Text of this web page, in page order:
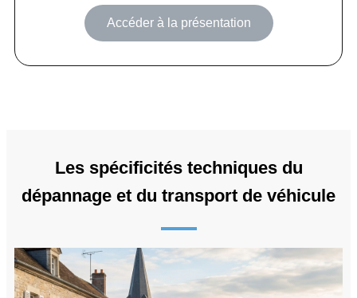
Accéder à la présentation
Les spécificités techniques du
dépannage et du transport de véhicule